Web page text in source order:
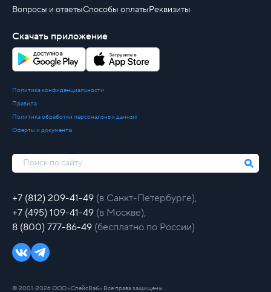
Вопросы и ответыСпособы оплатыРеквизиты
Скачать приложение
Политика конфиденциальности
Правила
Политика обработки персональных данных
Оферты и документы
+7 (812) 209-41-49 (в Санкт-Петербурге),
+7 (495) 109-41-49 (в Москве),
8 (800) 777-86-49 (бесплатно по России)
© 2001-2026 ООО «СпейсВэб» Все права защищены.